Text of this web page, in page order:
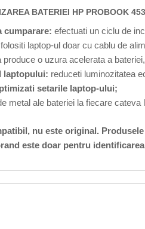
BATERIEI HP PROBOOK
cumparare: efectuati un ciclu de
laptop-ul doar cu cablu de
o uzura acelerata a bateriei,
laptopului: reduceti luminozitatea
setarile laptop-ului;
metal ale bateriei la fiecare
nu este original.
este doar pentru